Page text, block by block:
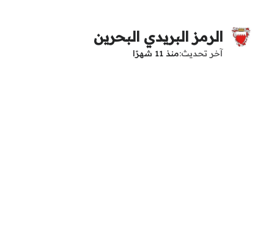
الرمز البريدي البحرين
آخر تحديث منذ 11 شهرًا